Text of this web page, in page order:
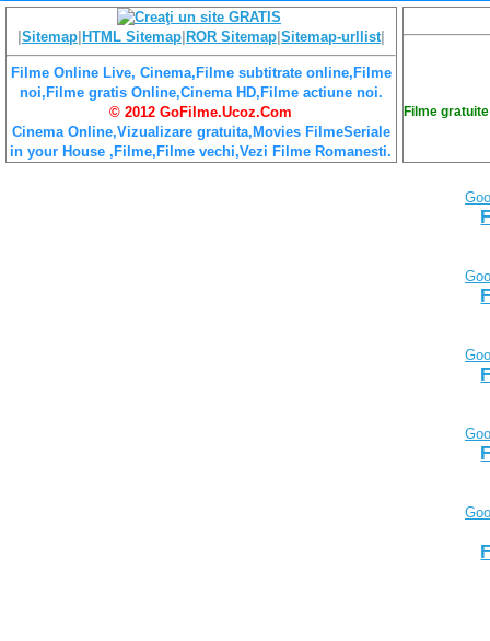
Sitemap HTML Sitemap ROR Sitemap Sitemap-urllist|
Filme Online Live, Cinema,Filme subtitrate online,Filme
noi,Filme gratis Online,Cinema HD,Filme actiune noi.
© 2012 GoFilme.Ucoz.Com
Cinema Online,Vizualizare gratuita,Movies FilmeSeriale
in your House ,Filme,Filme vechi,Vezi Filme Romanesti.
Filme